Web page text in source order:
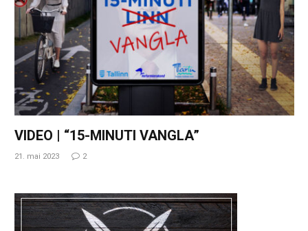
VIDEO | “15-MINUTI VANGLA”
21. mai 2023 2